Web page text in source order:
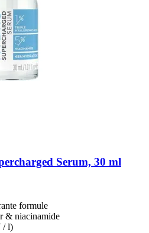
Serum, 30 ml
formule
& niacinamide
/ l)